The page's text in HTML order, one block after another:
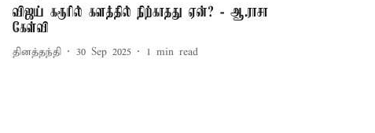
விஜய் கரூரில் களத்தில் நிற்காதது ஏன்? - ஆ.ராசா
கேள்வி
தினத்தந்தி 30 Sep 2025 1 min read